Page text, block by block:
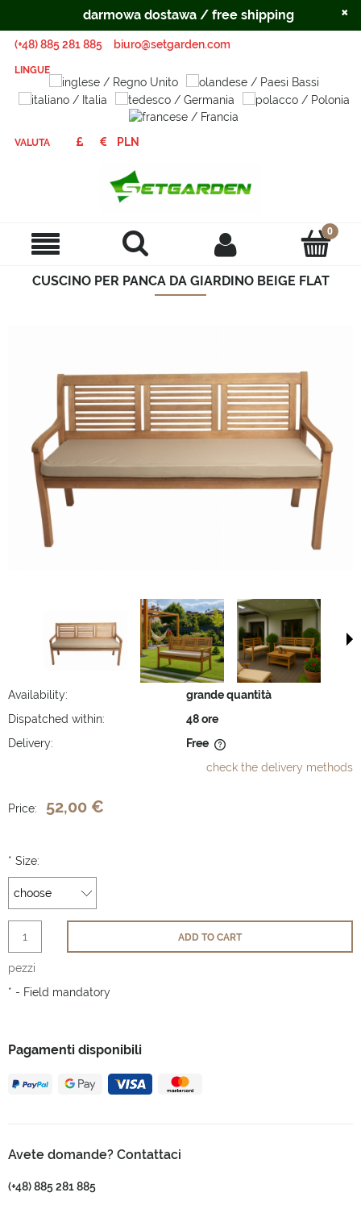
(+48) 885 281 885 biuro@setgarden.com
LINGUE
VALUTA
CUSCINO PER PANCA DA GIARDINO BEIGE FLAT
Availability:
grande quantità
Dispatched within:
48 ore
Delivery:
Free
check the delivery methods
Pagamenti disponibili
Avete domande? Contattaci
(+48) 885 281 885
Price: 52,00 €
* Size:
pezzi
ADD TO CART
* - Field mandatory
darmowa dostawa / free shipping ×